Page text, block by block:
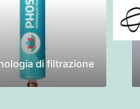
di filtrazione